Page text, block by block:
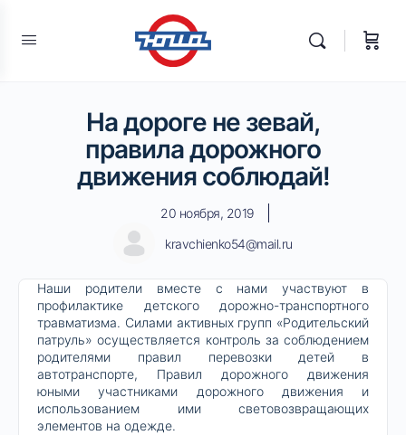
На дороге не зевай,
правила дорожного
движения соблюдай!
20 ноября, 2019
kravchienko54@mail.ru
Наши родители вместе с нами участвуют в
профилактике детского дорожно-транспортного
травматизма. Силами активных групп «Родительский
патруль» осуществляется контроль за соблюдением
родителями правил перевозки детей в
автотранспорте, Правил дорожного движения
юными участниками дорожного движения и
использованием ими световозвращающих
элементов на одежде.